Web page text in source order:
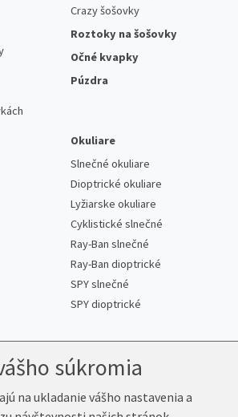
Crazy šošovky
Roztoky na šošovky
Očné kvapky
Púzdra
Okuliare
Slnečné okuliare
Dioptrické okuliare
Lyžiarske okuliare
Cyklistické slnečné
Ray-Ban slnečné
Ray-Ban dioptrické
SPY slnečné
SPY dioptrické
súkromia
na ukladanie vášho nastavenia a